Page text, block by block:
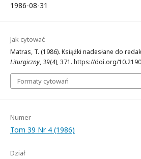
1986-08-31
Jak cytować
Matras, T. (1986). Książki nadesłane do
Liturgiczny,39(4), 371. https://doi.org/
Formaty cytowań
Numer
Tom 39 Nr 4 (1986)
Dział